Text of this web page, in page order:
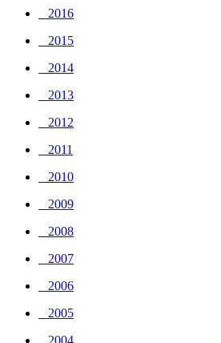
_ 2016
_ 2015
_ 2014
_ 2013
_ 2012
_ 2011
_ 2010
_ 2009
_ 2008
_ 2007
_ 2006
_ 2005